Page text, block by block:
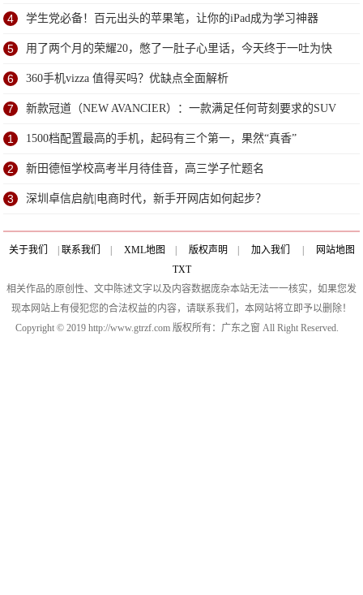
研
4 学生党必备！百元出头的苹果笔，让你的iPad成为学习神器
5 用了两个月的荣耀20，憋了一肚子心里话，今天终于一吐为快
6 360手机vizza 值得买吗？优缺点全面解析
7 新款冠道（NEW AVANCIER）：一款满足任何苛刻要求的SUV
1 1500档配置最高的手机，起码有三个第一，果然“真香”
2 新田德恒学校高考半月待佳音，高三学子忙题名
3 深圳卓信启航|电商时代，新手开网店如何起步？
关于我们 联系我们 XML地图 版权声明 加入我们
网站地图
TXT
相关作品的原创性、文中陈述文字以及内容数据庞杂本站无法一一核实，如果您发
现本网站上有侵犯您的合法权益的内容，请联系我们，本网站将立即予以删除！
Copyright © 2019 http://www.gtrzf.com 版权所有：广东之窗 All Right Reserved.